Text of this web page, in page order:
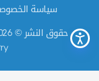
سياسة